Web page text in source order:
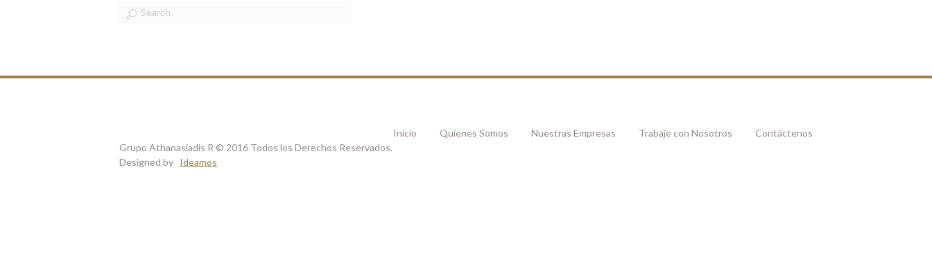
Inicio Quienes Somos Nuestras Empresas Trabaje con Nosotros
Contáctenos
Grupo Athanasiadis R © 2016 Todos los Derechos Reservados.
Designed by Ideamos